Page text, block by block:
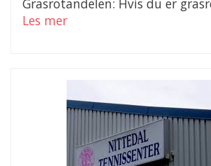
Grasrotandelen: Hvis du er
Les mer